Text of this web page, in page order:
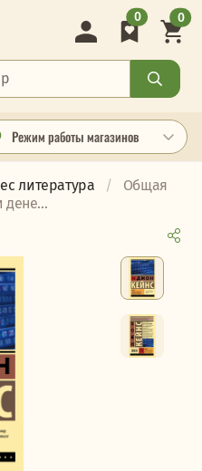
Режим работы магазинов
0 0
литература
Общая
дене...